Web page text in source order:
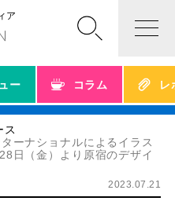
ア
ー コラム レ
ス
ーナショナルによるイラス
日（金）より原宿のデザイ
2023.07.21